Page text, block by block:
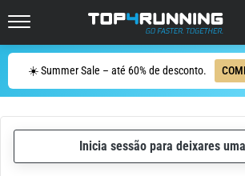
☀️ Summer Sale – até 60% de desconto.
resumido
em
frase:
dói,
mas
vale
pena!
Inicia sessão para deixares